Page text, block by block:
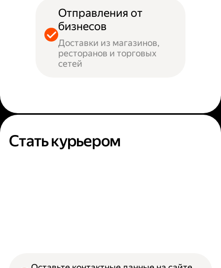
Отправления от
бизнесов
Доставки из магазинов,
ресторанов и торговых
сетей
Стать курьером